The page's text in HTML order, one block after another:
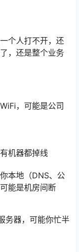
个人打不开，还
，还是整个业务
，可能是公司
机器都掉线
本地（DNS、公
能是机房间断
务器，可能你忙半